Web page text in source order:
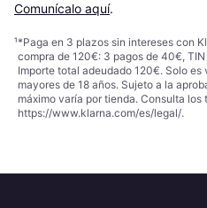
Comunícalo aquí.
¹*Paga en 3 plazos sin intereses con
compra de 120€: 3 pagos de 40€, TIN
Importe total adeudado 120€. Solo
mayores de 18 años. Sujeto a la
máximo varía por tienda. Consulta
https://www.klarna.com/es/legal/.